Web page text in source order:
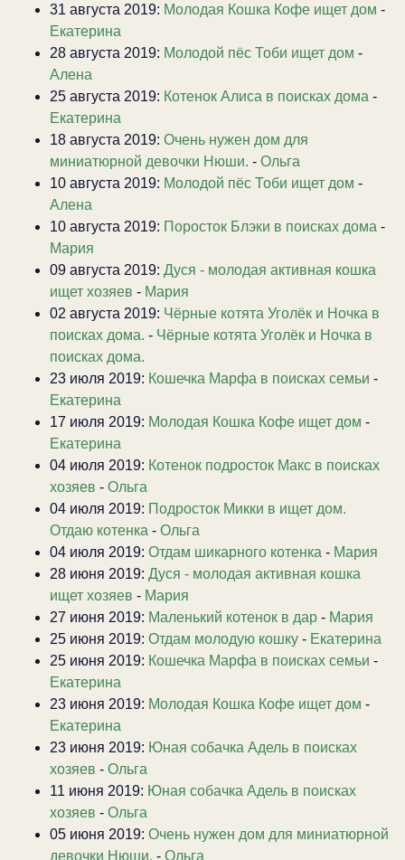
31 августа 2019: Молодая Кошка Кофе ищет дом -
Екатерина
28 августа 2019: Молодой пёс Тоби ищет дом -
Алена
25 августа 2019: Котенок Алиса в поисках дома -
Екатерина
18 августа 2019: Очень нужен дом для
миниатюрной девочки Нюши. - Ольга
10 августа 2019: Молодой пёс Тоби ищет дом -
Алена
10 августа 2019: Поросток Блэки в поисках дома -
Мария
09 августа 2019: Дуся - молодая активная кошка
ищет хозяев - Мария
02 августа 2019: Чёрные котята Уголёк и Ночка в
поисках дома. - Чёрные котята Уголёк и Ночка в
поисках дома.
23 июля 2019: Кошечка Марфа в поисках семьи -
Екатерина
17 июля 2019: Молодая Кошка Кофе ищет дом -
Екатерина
04 июля 2019: Котенок подросток Макс в поисках
хозяев - Ольга
04 июля 2019: Подросток Микки в ищет дом.
Отдаю котенка - Ольга
04 июля 2019: Отдам шикарного котенка - Мария
28 июня 2019: Дуся - молодая активная кошка
ищет хозяев - Мария
27 июня 2019: Маленький котенок в дар - Мария
25 июня 2019: Отдам молодую кошку - Екатерина
25 июня 2019: Кошечка Марфа в поисках семьи -
Екатерина
23 июня 2019: Молодая Кошка Кофе ищет дом -
Екатерина
23 июня 2019: Юная собачка Адель в поисках
хозяев - Ольга
11 июня 2019: Юная собачка Адель в поисках
хозяев - Ольга
05 июня 2019: Очень нужен дом для миниатюрной
девочки Нюши. - Ольга